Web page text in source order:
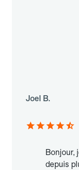
Joel B.
Bonjour,
depuis